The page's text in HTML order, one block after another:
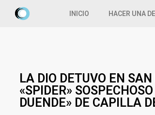
INICIO HACER UNA
LA DIO DETUVO EN
«SPIDER»
DUENDE» DE CAPILLA